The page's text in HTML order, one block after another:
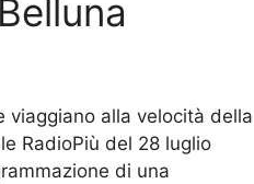
viaggiano alla velocità della
RadioPiù del 28 luglio
di una